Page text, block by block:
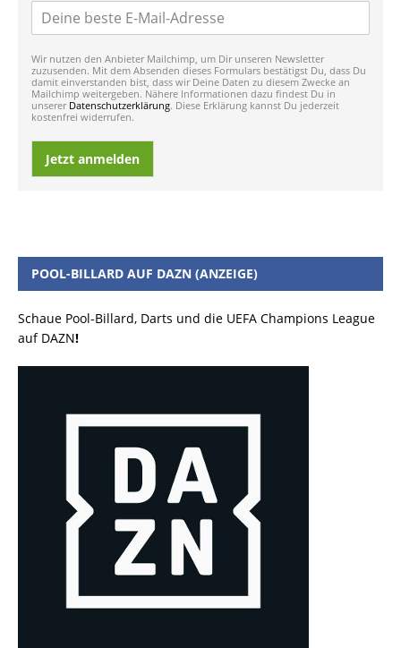
Wir nutzen den Anbieter Mailchimp, um Dir unseren Newsletter
zuzusenden. Mit dem Absenden dieses Formulars bestätigst Du, dass Du
damit einverstanden bist, dass wir Deine Daten zu diesem Zwecke an
Mailchimp weitergeben. Nähere Informationen dazu findest Du in
unserer Datenschutzerklärung. Diese Erklärung kannst Du jederzeit
kostenfrei widerrufen.
Jetzt anmelden
POOL-BILLARD AUF DAZN (ANZEIGE)
Schaue Pool-Billard, Darts und die UEFA Champions League
auf DAZN!